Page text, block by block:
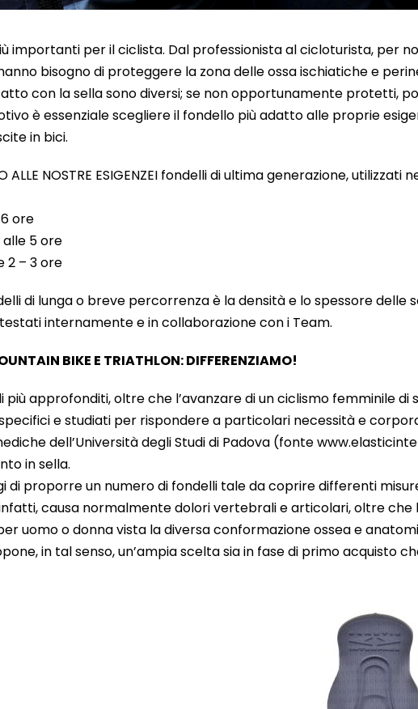
importanti per il ciclista. Dal professionista al cicloturista, per
bisogno di proteggere la zona delle ossa ischiatiche e
con la sella sono diversi; se non opportunamente protetti,
è essenziale scegliere il fondello più adatto alle proprie
in bici.
ALLE NOSTRE ESIGENZEI fondelli di ultima generazione,
ore
5 ore
2 – 3 ore
di lunga o breve percorrenza è la densità e lo spessore delle
internamente e in collaborazione con i Team.
BIKE E TRIATHLON: DIFFERENZIAMO!
più approfonditi, oltre che l’avanzare di un ciclismo femminile
specifici e studiati per rispondere a particolari necessità e
dell’Università degli Studi di Padova (fonte
in sella.
di proporre un numero di fondelli tale da coprire differenti
causa normalmente dolori vertebrali e articolari, oltre
uomo o donna vista la diversa conformazione ossea e
in tal senso, un’ampia scelta sia in fase di primo acquisto